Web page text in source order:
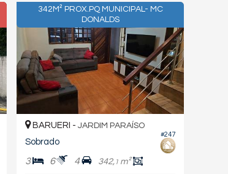
342M² PROX.PQ MUNICIPAL- MC
DONALDS
#247
BARUERI - JARDIM PARAÍSO
Sobrado
3 6 4 342, 1 m²